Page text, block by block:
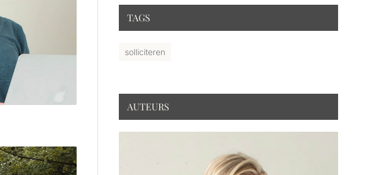
TAGS
solliciteren
AUTEURS